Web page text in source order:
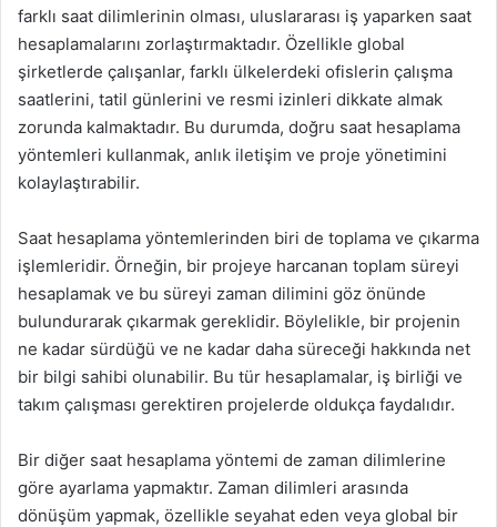
farklı saat dilimlerinin olması, uluslararası iş yaparken saat
hesaplamalarını zorlaştırmaktadır. Özellikle global
şirketlerde çalışanlar, farklı ülkelerdeki ofislerin çalışma
saatlerini, tatil günlerini ve resmi izinleri dikkate almak
zorunda kalmaktadır. Bu durumda, doğru saat hesaplama
yöntemleri kullanmak, anlık iletişim ve proje yönetimini
kolaylaştırabilir.
Saat hesaplama yöntemlerinden biri de toplama ve çıkarma
işlemleridir. Örneğin, bir projeye harcanan toplam süreyi
hesaplamak ve bu süreyi zaman dilimini göz önünde
bulundurarak çıkarmak gereklidir. Böylelikle, bir projenin
ne kadar sürdüğü ve ne kadar daha süreceği hakkında net
bir bilgi sahibi olunabilir. Bu tür hesaplamalar, iş birliği ve
takım çalışması gerektiren projelerde oldukça faydalıdır.
Bir diğer saat hesaplama yöntemi de zaman dilimlerine
göre ayarlama yapmaktır. Zaman dilimleri arasında
dönüşüm yapmak, özellikle seyahat eden veya global bir